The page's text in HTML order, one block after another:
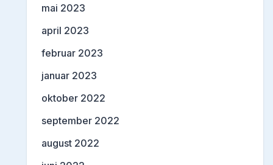
mai 2023
april 2023
februar 2023
januar 2023
oktober 2022
september 2022
august 2022